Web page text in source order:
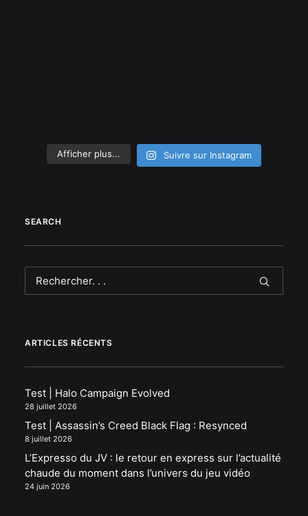
Afficher plus... Suivre sur Instagram
SEARCH
ARTICLES RÉCENTS
Test | Halo Campaign Evolved
28 juillet 2026
Test | Assassin’s Creed Black Flag : Resynced
8 juillet 2026
L’Expresso du JV : le retour en express sur l’actualité
chaude du moment dans l’univers du jeu vidéo
24 juin 2026